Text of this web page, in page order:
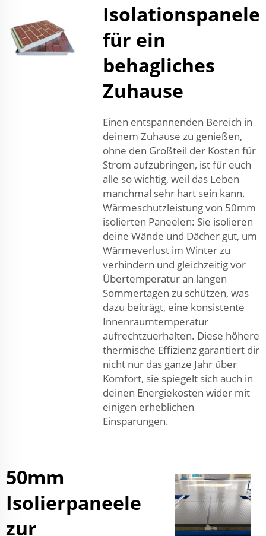
Isolationspanele
für ein
behagliches
Zuhause
Einen entspannenden Bereich in
deinem Zuhause zu genießen,
ohne den Großteil der Kosten für
Strom aufzubringen, ist für euch
alle so wichtig, weil das Leben
manchmal sehr hart sein kann.
Wärmeschutzleistung von 50mm
isolierten Paneelen: Sie isolieren
deine Wände und Dächer gut, um
Wärmeverlust im Winter zu
verhindern und gleichzeitig vor
Übertemperatur an langen
Sommertagen zu schützen, was
dazu beiträgt, eine konsistente
Innenraumtemperatur
aufrechtzuerhalten. Diese höhere
thermische Effizienz garantiert dir
nicht nur das ganze Jahr über
Komfort, sie spiegelt sich auch in
deinen Energiekosten wider mit
einigen erheblichen
Einsparungen.
50mm
Isolierpaneele
zur